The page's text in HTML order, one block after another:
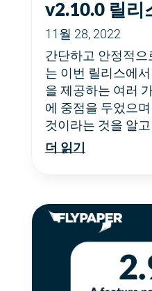
v2.10.0 릴리
11월 28, 2022
간단하고 안정적으
는 이번 릴리스에
을 제공하는 여러
에 중점을 두었으
것이라는 것을 알
더 읽기